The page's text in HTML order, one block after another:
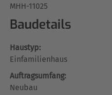
MHH-11025
Baudetails
Haustyp:
Einfamilienhaus
Auftragsumfang:
Neubau